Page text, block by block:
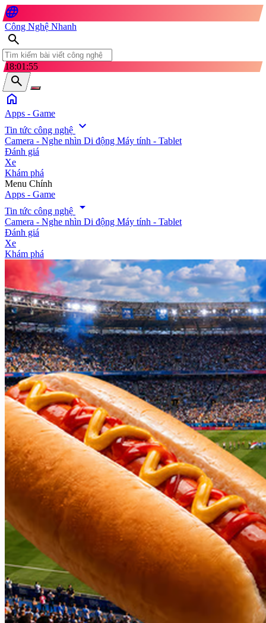
language
Công Nghệ Nhanh
search
18:01:57
search
home
Apps - Game
Tin tức công nghệ expand_more
Camera - Nghe nhìn Di động Máy tính - Tablet
Đánh giá
Xe
Khám phá
search
Menu Chính
Apps - Game
Tin tức công nghệ
arrow_drop_down
Camera - Nghe nhìn Di động Máy tính - Tablet
Đánh giá
Xe
Khám phá